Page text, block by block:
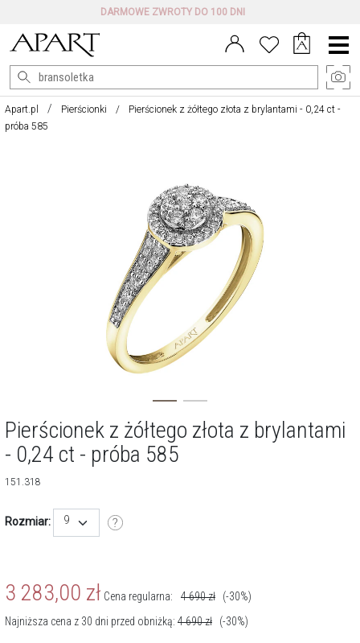
DARMOWE ZWROTY DO 100 DNI
Menu
główne
Apart.pl Pierścionki
Pierścionek z żółtego złota z brylantami - 0,24 ct -
próba 585
Pierścionek z żółtego złota z brylantami
- 0,24 ct - próba 585
151.318
Rozmiar: 9
3 283,00 zł Cena regularna: 4 690zł
(-30%)
Najniższa cena z 30 dni przed obniżką: 4 690zł (-30%)